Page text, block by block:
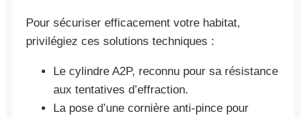
Pour sécuriser efficacement votre habitat,
privilégiez ces solutions techniques :
Le cylindre A2P, reconnu pour sa résistance
aux tentatives d’effraction.
La pose d’une cornière anti-pince pour